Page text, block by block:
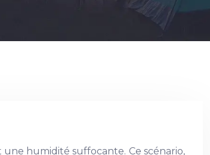
humidité suffocante. Ce scénario,